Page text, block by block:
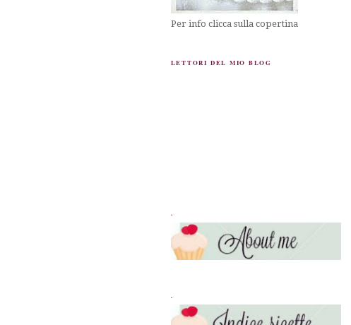
Per info clicca sulla copertina
LETTORI DEL MIO BLOG
.
.